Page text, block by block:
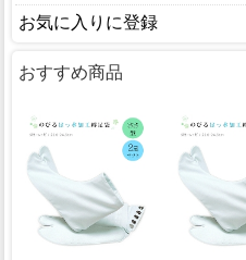
お気に入りに登録
おすすめ商品